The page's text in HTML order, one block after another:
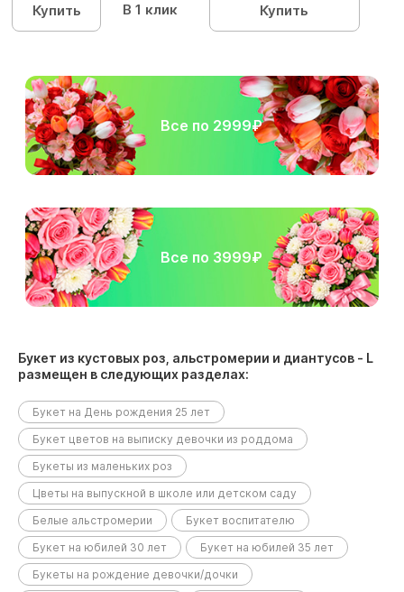
Купить В 1 клик Купить
Все по 2999₽
Все по 3999₽
Букет из кустовых роз, альстромерии и диантусов - L
размещен в следующих разделах:
Букет на День рождения 25 лет
Букет цветов на выписку девочки из роддома
Букеты из маленьких роз
Цветы на выпускной в школе или детском саду
Белые альстромерии
Букет воспитателю
Букет на юбилей 30 лет
Букет на юбилей 35 лет
Букеты на рождение девочки/дочки